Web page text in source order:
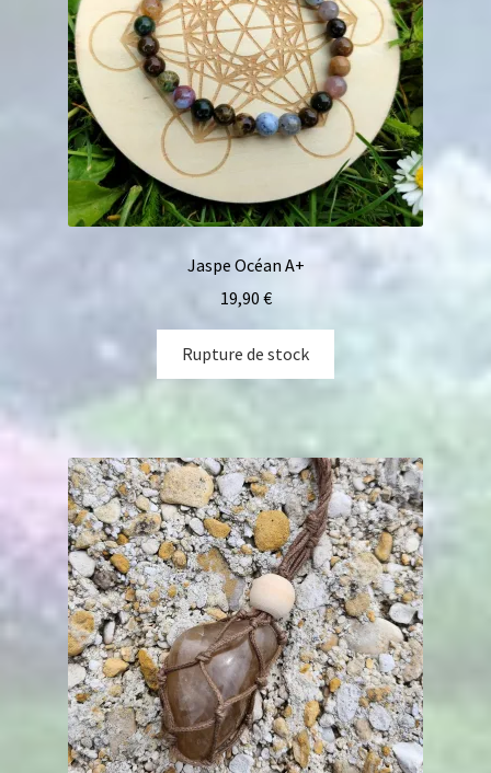
Jaspe Océan A+
19,90 €
Rupture de stock